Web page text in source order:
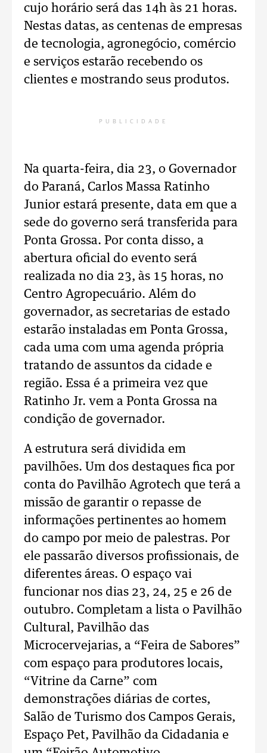
cujo horário será das 14h às 21 horas.
Nestas datas, as centenas de empresas
de tecnologia, agronegócio, comércio
e serviços estarão recebendo os
clientes e mostrando seus produtos.
PUBLICIDADE
Na quarta-feira, dia 23, o Governador
do Paraná, Carlos Massa Ratinho
Junior estará presente, data em que a
sede do governo será transferida para
Ponta Grossa. Por conta disso, a
abertura oficial do evento será
realizada no dia 23, às 15 horas, no
Centro Agropecuário. Além do
governador, as secretarias de estado
estarão instaladas em Ponta Grossa,
cada uma com uma agenda própria
tratando de assuntos da cidade e
região. Essa é a primeira vez que
Ratinho Jr. vem a Ponta Grossa na
condição de governador.
A estrutura será dividida em
pavilhões. Um dos destaques fica por
conta do Pavilhão Agrotech que terá a
missão de garantir o repasse de
informações pertinentes ao homem
do campo por meio de palestras. Por
ele passarão diversos profissionais, de
diferentes áreas. O espaço vai
funcionar nos dias 23, 24, 25 e 26 de
outubro. Completam a lista o Pavilhão
Cultural, Pavilhão das
Microcervejarias, a “Feira de Sabores”
com espaço para produtores locais,
“Vitrine da Carne” com
demonstrações diárias de cortes,
Salão de Turismo dos Campos Gerais,
Espaço Pet, Pavilhão da Cidadania e